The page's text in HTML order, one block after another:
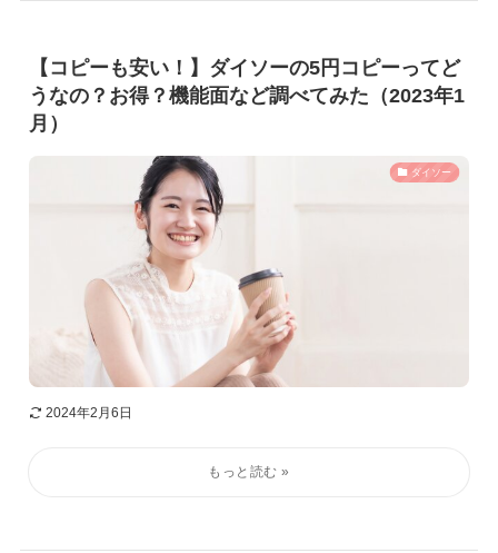
【コピーも安い！】ダイソーの5円コピーってど
うなの？お得？機能面など調べてみた（2023年1
月）
ダイソー
2024年2月6日